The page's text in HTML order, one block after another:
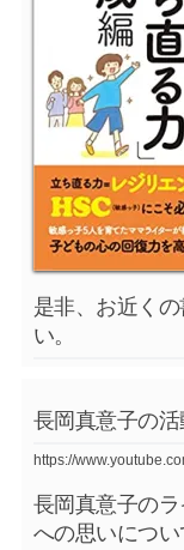
是非、お近く
い。
長岡真意子の活
https://
長岡真意子の
への思いにつ